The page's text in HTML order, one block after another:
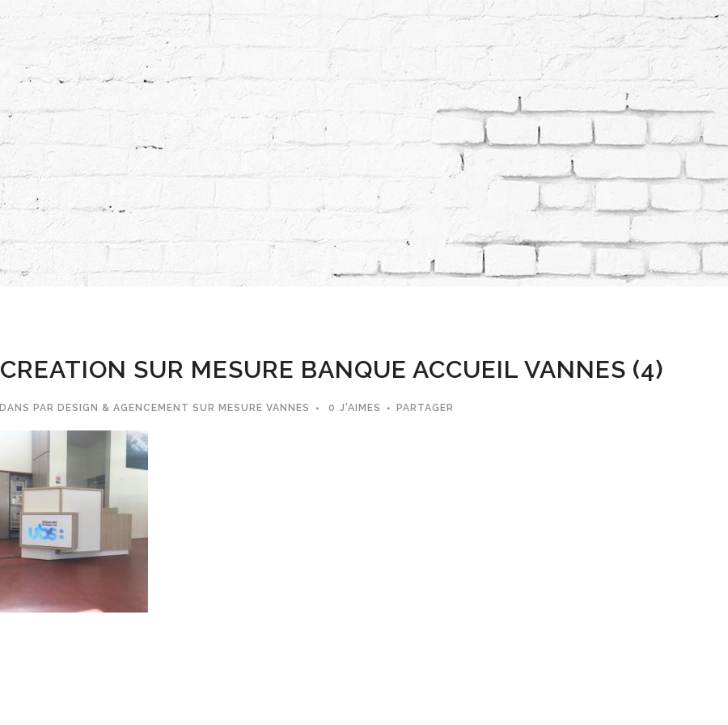
CREATION SUR MESURE BANQUE ACCUEIL VANNES (4)
DANS PAR DESIGN & AGENCEMENT SUR MESURE VANNES 0 J'AIMES PARTAGER